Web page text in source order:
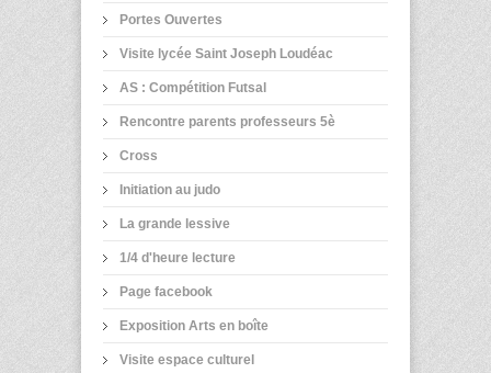
Portes Ouvertes
Visite lycée Saint Joseph Loudéac
AS : Compétition Futsal
Rencontre parents professeurs 5è
Cross
Initiation au judo
La grande lessive
1/4 d'heure lecture
Page facebook
Exposition Arts en boîte
Visite espace culturel